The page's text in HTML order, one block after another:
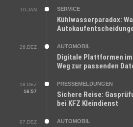
10.JAN SERVICE
Kühlwasserparadox:
26.DEZ AUTOMOBIL
Digitale Plattformen
Weg zur passenden
18.DEZ
16:57
PRESSEMELDUNGEN
Sichere Reise:
bei KFZ Kleindienst
07.DEZ AUTOMOBIL